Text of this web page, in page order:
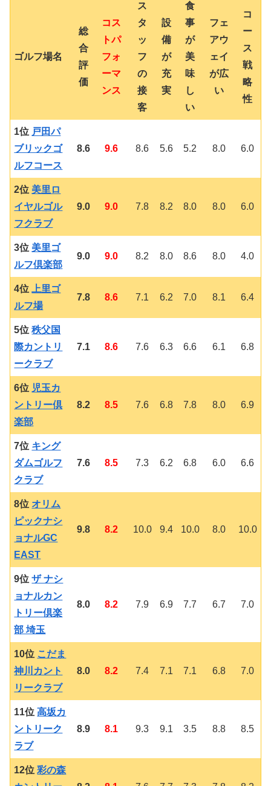
ゴルフ場名
総
合
評
価
コス
トパ
フォ
ーマ
ンス
ス
タ
ッ
フ
の
接
客
設
備
が
充
実
食
事
が
美
味
し
い
フェ
アウ
ェイ
が広
い
コ
ー
ス
戦
略
性
1位 戸田パ
ブリックゴ
ルフコース
8.6 9.6 8.6 5.6 5.2 8.0 6.0
2位 美里ロ
イヤルゴル
フクラブ
9.0 9.0 7.8 8.2 8.0 8.0 6.0
3位 美里ゴ
ルフ倶楽部
9.0 9.0 8.2 8.0 8.6 8.0 4.0
4位
上里ゴ
ルフ場
7.8 8.6 7.1 6.2 7.0 8.1 6.4
5位秩父国
際カントリ
ークラブ
7.1 8.6 7.6 6.3 6.6 6.1 6.8
6位 児玉カ
ントリー倶
楽部
8.2 8.5 7.6 6.8 7.8 8.0 6.9
7位 キング
ダムゴルフ
クラブ
7.6 8.5 7.3 6.2 6.8 6.0 6.6
8位 オリム
ピックナシ
ョナルGC
EAST
9.8 8.2 10.0 9.4 10.0 8.0 10.0
9位ザ ナシ
ョナルカン
トリー倶楽
部 埼玉
8.0 8.2 7.9 6.9 7.7 6.7 7.0
10位 こだま
神川カント
リークラブ
8.0 8.2 7.4 7.1 7.1 6.8 7.0
11位高坂カ
ントリーク
ラブ
8.9 8.1 9.3 9.1 3.5 8.8 8.5
12位彩の森